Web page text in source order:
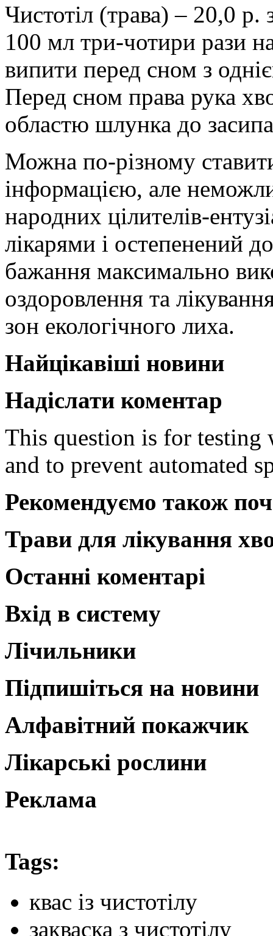
Чистотіл (трава) – 20,0
100 мл три-чотири рази
випити перед сном з
Перед сном права рука
областю шлунка до
Можна по-різному
інформацією, але
народних цілителів-
лікарями і остепенений
бажання максимально
оздоровлення та
зон екологічного лиха.
Найцікавіші новини
Надіслати коментар
This question is for testing
and to prevent automated
Рекомендуємо також
Трави для лікування
Останні коментарі
Вхід в систему
Лічильники
Підпишіться на новини
Алфавітний покажчик
Лікарські рослини
Реклама
Tags:
квас із чистотілу
закваска з чистотілу